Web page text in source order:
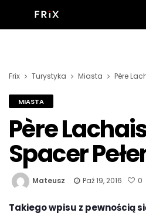
Frix Turystyka Miasta Père
MIASTA
Père
Spacer
Mateusz Paź 19, 2016 0
Takiego wpisu z pewnością